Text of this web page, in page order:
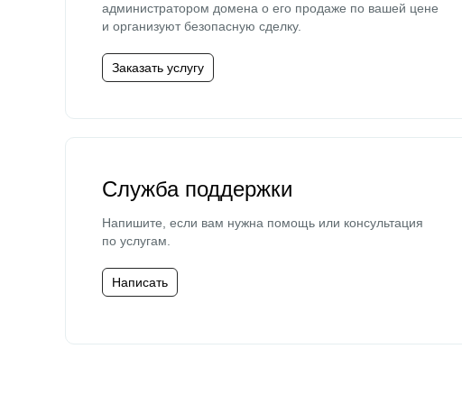
администратором домена о его продаже по вашей цене
и организуют безопасную сделку.
Заказать услугу
Служба поддержки
Напишите, если вам нужна помощь или консультация
по услугам.
Написать